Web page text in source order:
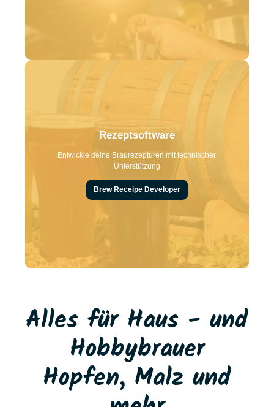
Rezeptsoftware
Entwickle deine Braurezepturen mit technischer
Unterstützung
Brew Receipe Developer
Alles für Haus - und
Hobbybrauer
Hopfen, Malz und